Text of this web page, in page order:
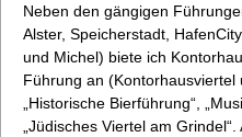
Neben den gängigen
Alster, Speicherstadt,
und Michel) biete ich
Führung an
„Historische Bierführung“,
„Jüdisches Viertel am